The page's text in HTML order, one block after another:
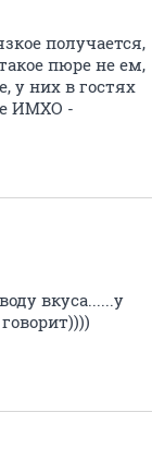
получается,
пюре не ем,
у них в гостях
ИМХО -
вкуса......у